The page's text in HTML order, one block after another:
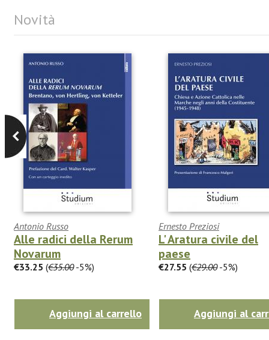
Novità
Antonio Russo
Alle radici della Rerum
Novarum
€33.25 (€35.00-5%)
Aggiungi al carrello
Ernesto Preziosi
L' Aratura civile del
paese
€27.55 (€29.00-5%)
Aggiungi al